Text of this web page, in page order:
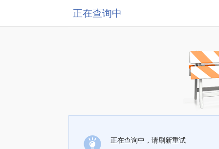
正在查询中
正在查询中，请刷新重试